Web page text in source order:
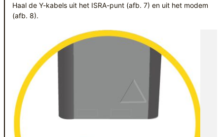
Haal de Y-kabels uit het ISRA-punt (afb. 7) en uit het modem
(afb. 8).